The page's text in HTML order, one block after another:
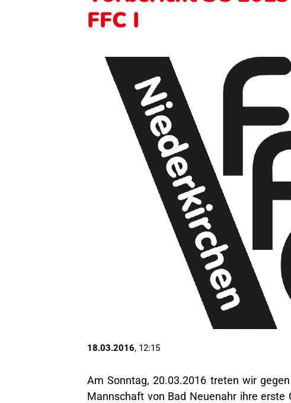
FFC I
18.03.2016, 12:15
Am Sonntag, 20.03.2016 treten wir
Mannschaft von Bad Neuenahr ihre